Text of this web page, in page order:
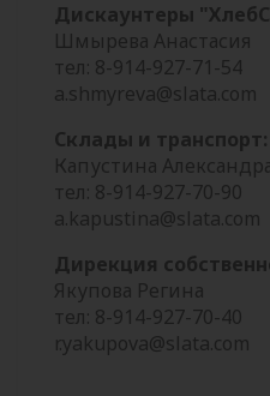
Дискаунтеры
Шмырева Анастасия
тел: 8-914-927-71-54
a.shmyreva@slata.com
Склады и транспорт:
Капустина
тел: 8-914-927-70-90
a.kapustina@slata.com
Дирекция
Якупова Регина
тел: 8-914-927-70-40
r.yakupova@slata.com